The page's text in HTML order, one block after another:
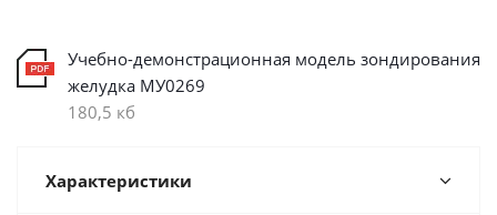
Учебно-демонстрационная модель зондирования
желудка МУ0269
180,5 кб
Характеристики